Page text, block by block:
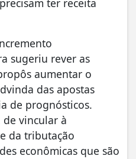
ter receita
sugeriu rever as
aumentar o
das apostas
de prognósticos.
vincular à
da tributação
econômicas que são